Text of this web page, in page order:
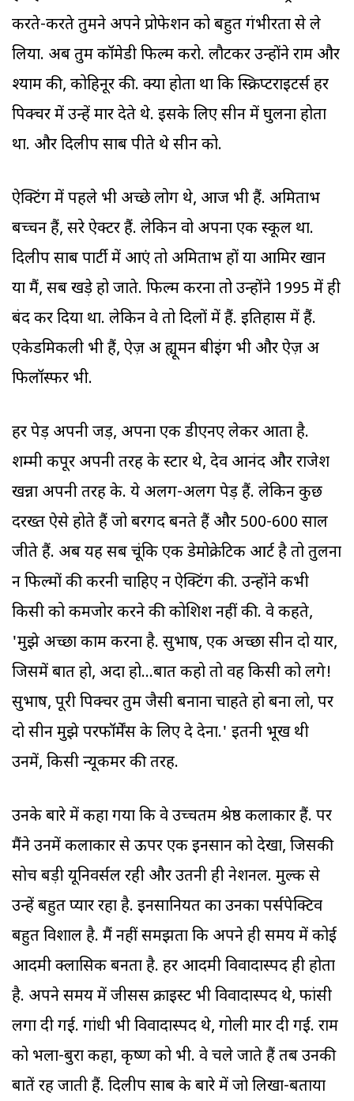
करते-करते तुमने अपने प्रोफेशन को बहुत गंभीरता से ले
लिया. अब तुम कॉमेडी फिल्म करो. लौटकर उन्होंने राम और
श्याम की, कोहिनूर की. क्या होता था कि स्क्रिप्टराइटर्स हर
पिक्चर में उन्हें मार देते थे. इसके लिए सीन में घुलना होता
था. और दिलीप साब पीते थे सीन को.
ऐक्टिंग में पहले भी अच्छे लोग थे, आज भी हैं. अमिताभ
बच्चन हैं, दूसरे ऐक्टर हैं. लेकिन वो अपना एक स्कूल था.
दिलीप साब पार्टी में आएं तो अमिताभ हों या आमिर खान
या मैं, सब खड़े हो जाते. फिल्म करना तो उन्होंने 1995 में ही
बंद कर दिया था. लेकिन वे तो दिलों में हैं. इतिहास में हैं.
एकेडमिकली भी हैं, ऐज़ अ ह्यूमन बीइंग भी और ऐज़ अ
फिलॉस्फर भी.
हर पेड़ अपनी जड़, अपना एक डीएनए लेकर आता है.
शम्मी कपूर अपनी तरह के स्टार थे, देव आनंद और राजेश
खन्ना अपनी तरह के. ये अलग-अलग पेड़ हैं. लेकिन कुछ
दरख्त ऐसे होते हैं जो बरगद बनते हैं और 500-600 साल
जीते हैं. अब यह सब चूंकि एक डेमोक्रेटिक आर्ट है तो तुलना
न फिल्मों की करनी चाहिए न ऐक्टिंग की. उन्होंने कभी
किसी को कमजोर करने की कोशिश नहीं की. वे कहते,
'मुझे अच्छा काम करना है. सुभाष, एक अच्छा सीन दो यार,
जिसमें बात हो, अदा हो...बात कहो तो वह किसी को लगे!
सुभाष, पूरी पिक्चर तुम जैसी बनाना चाहते हो बना लो, पर
दो सीन मुझे परफॉर्मेंस के लिए दे देना.' इतनी भूख थी
उनमें, किसी न्यूकमर की तरह.
उनके बारे में कहा गया कि वे उच्चतम श्रेष्ठ कलाकार हैं. पर
मैंने उनमें कलाकार से ऊपर एक इनसान को देखा, जिसकी
सोच बड़ी यूनिवर्सल रही और उतनी ही नेशनल. मुल्क से
उन्हें बहुत प्यार रहा है. इनसानियत का उनका पर्सपेक्टिव
बहुत विशाल है. मैं नहीं समझता कि अपने ही समय में कोई
आदमी क्लासिक बनता है. हर आदमी विवादास्पद ही होता
है. अपने समय में जीसस क्राइस्ट भी विवादास्पद थे, फांसी
लगा दी गई. गांधी भी विवादास्पद थे, गोली मार दी गई. राम
को भला-बुरा कहा, कृष्ण को भी. वे चले जाते हैं तब उनकी
बातें रह जाती हैं. दिलीप साब के बारे में जो लिखा-बताया